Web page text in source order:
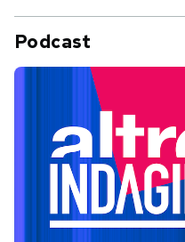
Podcast